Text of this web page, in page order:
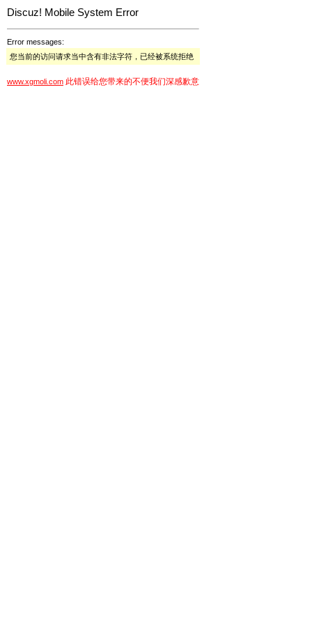
Discuz! Mobile System Error
Error messages:
您当前的访问请求当中含有非法字符，已经被系统拒绝
www.xgmoli.com 此错误给您带来的不便我们深感歉意